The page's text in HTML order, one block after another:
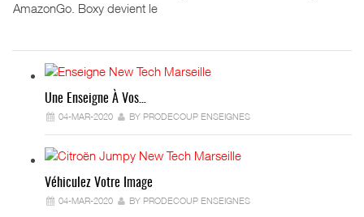
AmazonGo. Boxy devient le
Une Enseigne À Vos…
04-MAR-2020 BY PRODECOUP ENSEIGNES
Véhiculez Votre Image
04-MAR-2020 BY PRODECOUP ENSEIGNES